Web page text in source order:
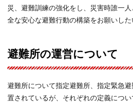
災、避難訓練の強化をし、災害時誰一
全な安心な避難行動の構築をお願いした
避難所の運営について
避難所について指定避難所、指定緊急
置されているが、それぞれの定義につい